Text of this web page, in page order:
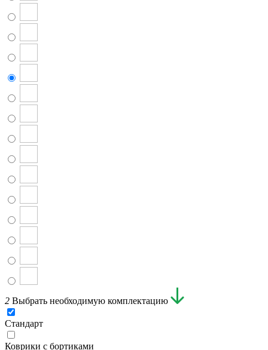
2 Выбрать необходимую комплектацию
Стандарт
Коврики с бортиками